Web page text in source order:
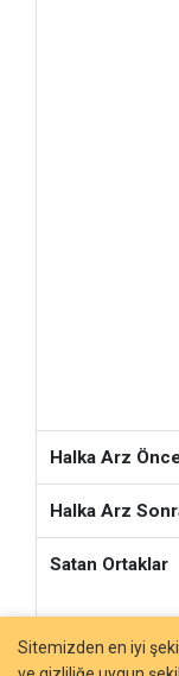
Halka Arz
Halka Arz
Satan Ortaklar
Halka Açıklık
Sitemizden en iyi